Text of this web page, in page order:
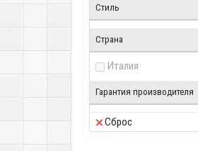
Стиль
Страна
Италия
Гарантия производителя
Сброс